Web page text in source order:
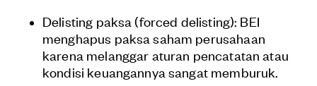
Delisting paksa (forced delisting): BEI
menghapus paksa saham perusahaan
karena melanggar aturan pencatatan atau
kondisi keuangannya sangat memburuk.